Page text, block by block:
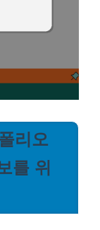
리오
를 위